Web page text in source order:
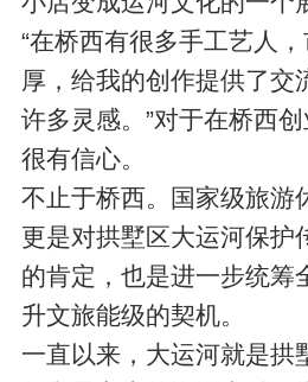
“在桥西有很多手工艺人
厚，给我的创作提供了交
许多灵感。”对于在桥西
很有信心。
不止于桥西。国家级旅游
更是对拱墅区大运河保护
的肯定，也是进一步统筹
升文旅能级的契机。
一直以来，大运河就是拱